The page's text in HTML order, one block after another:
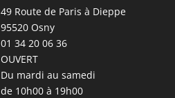
49 Route de Paris à Dieppe
95520 Osny
01 34 20 06 36
OUVERT
Du mardi au samedi
de 10h00 à 19h00